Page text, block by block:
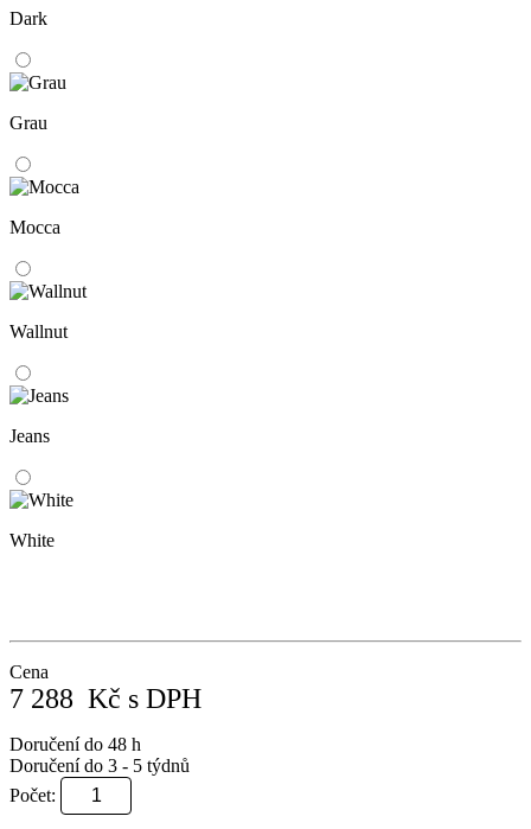
Dark
Grau
Mocca
Wallnut
Jeans
White
Cena
7 288 Kč s DPH
Doručení do 48 h
Doručení do 3 - 5 týdnů
Počet: